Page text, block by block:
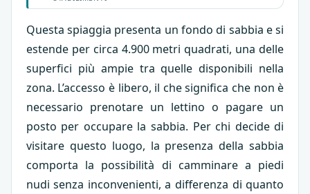
Questa spiaggia presenta un fondo di sabbia e si
estende per circa 4.900 metri quadrati, una delle
superfici più ampie tra quelle disponibili nella
zona. L’accesso è libero, il che significa che non è
necessario prenotare un lettino o pagare un
posto per occupare la sabbia. Per chi decide di
visitare questo luogo, la presenza della sabbia
comporta la possibilità di camminare a piedi
nudi senza inconvenienti, a differenza di quanto